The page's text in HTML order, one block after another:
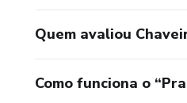
Quem avaliou
Como funciona o